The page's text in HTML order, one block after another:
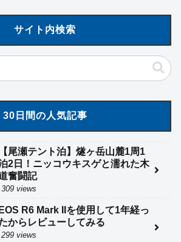
サイト内検索
30日間の人気記事
【尾瀬テント泊】燧ヶ岳山麓1周1
2日！ニッコウキスゲと濡れた木
奮闘記
309 views
EOS R6 Mark IIを使用して1年経っ
からレビューしてみる
299 views